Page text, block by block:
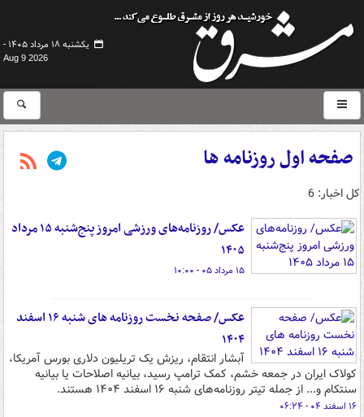
یکشنبه ۱۸ مرداد ۱۴۰۵ -
Aug 9 2026
صفحه اول روزنامه ها
کل اخبار: 6
عکس/ روزنامه‌های ورزشی امروز پنج‌شنبه ۱۵ مرداد
۱۴۰۵
۱۵ مرداد ۰۵ - ۱۰:۰۰
عکس/ صفحه نخست روزنامه های شنبه ۱۶ اسفند
۱۴۰۴
آبشار انتقام، ریزش یک تریلیون دلاری بورس آمریکا،
کولاک ایران در جمعه خشم، کمک ترامپ رسید، بیانیه اصلاحات یا بیانیه
سنتکام و... از جمله تیتر روزنامه‌های شنبه ۱۶ اسفند ۱۴۰۴ هستند.
۱۶ اسفند ۰۴ - ۰۶:۲۴